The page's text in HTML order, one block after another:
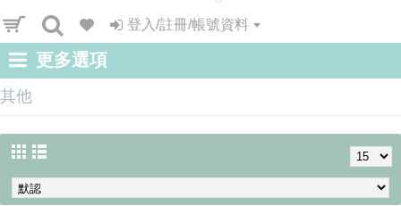
登入/註冊/帳號資料
更多選項
其他